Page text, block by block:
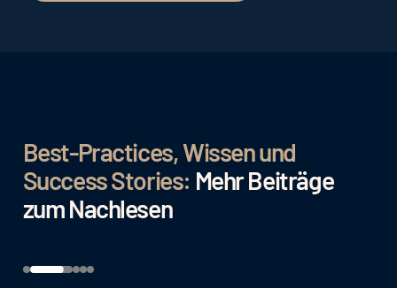
Best-Practices, Wissen und
Success Stories: Mehr Beiträge
zum Nachlesen